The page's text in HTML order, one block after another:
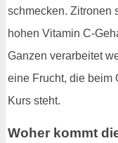
schmecken. Zitronen
hohen Vitamin C-
Ganzen verarbeitet
eine Frucht, die beim
Kurs steht.
Woher kommt